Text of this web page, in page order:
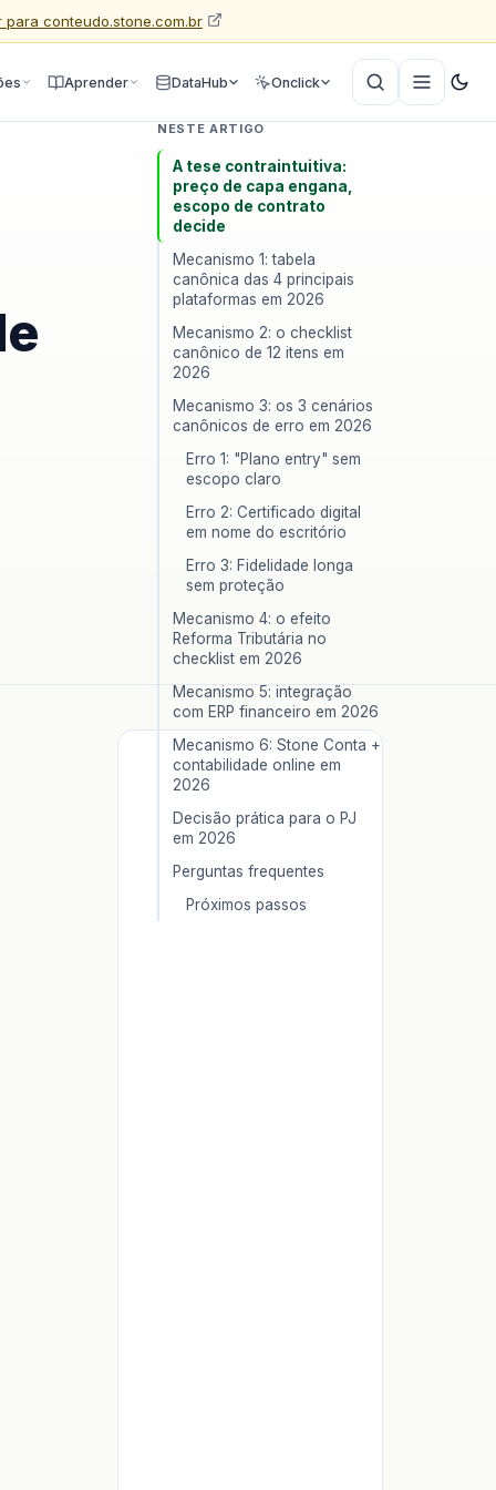
para conteudo.stone.com.br
Aprender DataHub Onclick
NESTE ARTIGO
A tese contraintuitiva:
preço de capa engana,
escopo de contrato
decide
Mecanismo 1: tabela
canônica das 4 principais
plataformas em 2026
Mecanismo 2: o checklist
canônico de 12 itens em
2026
Mecanismo 3: os 3 cenários
canônicos de erro em 2026
Erro 1: "Plano entry" sem
escopo claro
Erro 2: Certificado digital
em nome do escritório
Erro 3: Fidelidade longa
sem proteção
Mecanismo 4: o efeito
Reforma Tributária no
checklist em 2026
Mecanismo 5: integração
com ERP financeiro em 2026
Mecanismo 6: Stone Conta +
contabilidade online em
2026
Decisão prática para o PJ
em 2026
Perguntas frequentes
Próximos passos